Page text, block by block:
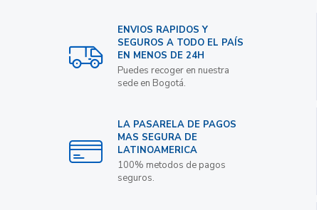
ENVIOS RAPIDOS Y
SEGUROS A TODO EL PAÍS
EN MENOS DE 24H
Puedes recoger en nuestra
sede en Bogotá.
LA PASARELA DE PAGOS
MAS SEGURA DE
LATINOAMERICA
100% metodos de pagos
seguros.